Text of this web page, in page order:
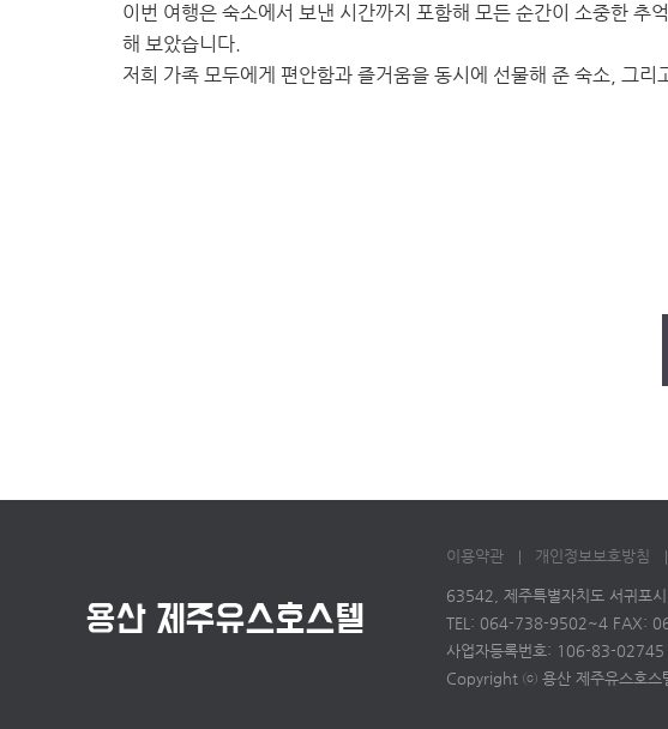
이번 여행은 숙소에서 보낸 시간까지 포함해 모든 순간이 소중한
해 보았습니다.
저희 가족 모두에게 편안함과 즐거움을 동시에 선물해 준 숙소, 그
이용약관 개인정보보호방침
63542, 제주특별자치도 서귀포
TEL: 064-738-9502~4 FAX:
사업자등록번호: 106-83-02745
Copyright ⓒ 용산 제주유스호스